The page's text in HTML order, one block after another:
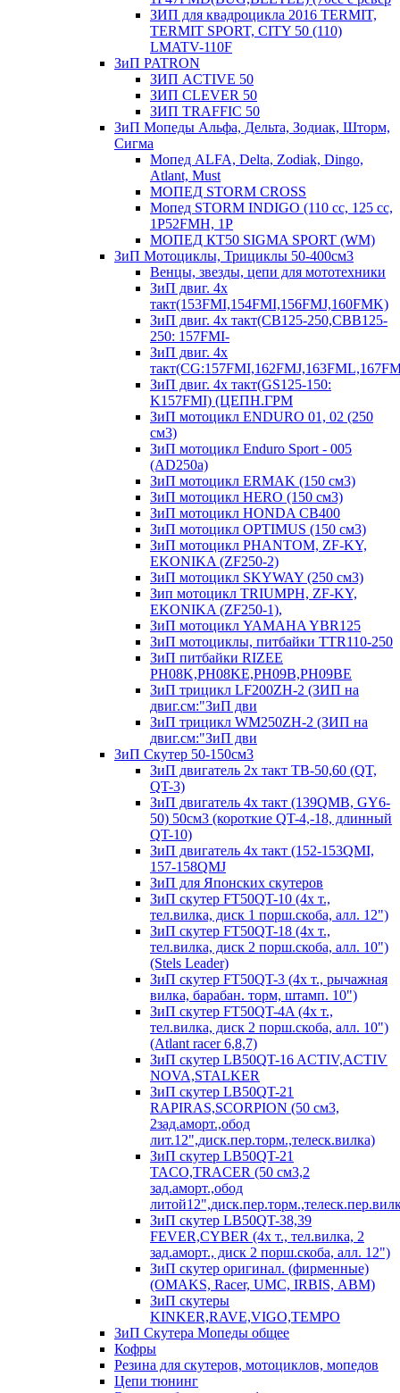
ЗИП для квадроцикла 2016 TERMIT,
TERMIT SPORT, CITY 50 (110)
LMATV-110F
ЗиП PATRON
ЗИП ACTIVE 50
ЗИП CLEVER 50
ЗИП TRAFFIC 50
ЗиП Мопеды Альфа, Дельта, Зодиак, Шторм,
Сигма
Мопед ALFA, Delta, Zodiak, Dingo,
Atlant, Must
МОПЕД STORM CROSS
Мопед STORM INDIGO (110 сс, 125 cc,
1P52FMH, 1P
МОПЕД КТ50 SIGMA SPORT (WM)
ЗиП Мотоциклы, Трициклы 50-400см3
Венцы, звезды, цепи для мототехники
ЗиП двиг. 4х
такт(153FMI,154FMI,156FMJ,160FMK)
ЗиП двиг. 4х такт(CB125-250,CBB125-
250: 157FMI-
ЗиП двиг. 4х
ЗиП двиг. 4х такт(GS125-150:
K157FMI) (ЦЕПН.ГРМ
ЗиП мотоцикл ENDURO 01, 02 (250
см3)
ЗиП мотоцикл Enduro Sport - 005
(AD250a)
ЗиП мотоцикл ERMAK (150 см3)
ЗиП мотоцикл HERO (150 см3)
ЗиП мотоцикл HONDA CB400
ЗиП мотоцикл OPTIMUS (150 см3)
ЗиП мотоцикл PHANTOM, ZF-KY,
EKONIKA (ZF250-2)
ЗиП мотоцикл SKYWAY (250 см3)
Зип мотоцикл TRIUMPH, ZF-KY,
EKONIKA (ZF250-1),
ЗиП мотоцикл YAMAHA YBR125
ЗиП мотоциклы, питбайки TTR110-250
ЗиП питбайки RIZEE
PH08K,PH08KE,PH09B,PH09BE
ЗиП трицикл LF200ZH-2 (ЗИП на
двиг.см:"ЗиП дви
ЗиП трицикл WM250ZH-2 (ЗИП на
двиг.см:"ЗиП дви
ЗиП Скутер 50-150см3
ЗиП двигатель 2х такт ТВ-50,60 (QT,
QT-3)
ЗиП двигатель 4х такт (139QMB, GY6-
50) 50см3 (короткие QT-4,-18, длинный
QT-10)
ЗиП двигатель 4х такт (152-153QMI,
157-158QMJ
ЗиП для Японских скутеров
ЗиП скутер FT50QT-10 (4х т.,
тел.вилка, диск 1 порш.скоба, алл. 12")
ЗиП скутер FT50QT-18 (4х т.,
тел.вилка, диск 2 порш.скоба, алл. 10")
(Stels Leader)
ЗиП скутер FT50QT-3 (4х т., рычажная
вилка, барабан. торм, штамп. 10")
ЗиП скутер FT50QT-4A (4х т.,
тел.вилка, диск 2 порш.скоба, алл. 10")
(Atlant racer 6,8,7)
ЗиП скутер LB50QT-16 ACTIV,ACTIV
NOVA,STALKER
ЗиП скутер LB50QT-21
RAPIRAS,SCORPION (50 см3,
2зад.аморт.,обод
лит.12",диск.пер.торм.,телеск.вилка)
ЗиП скутер LB50QT-21
TACO,TRACER (50 см3,2
зад.аморт.,обод
ЗиП скутер LB50QT-38,39
FEVER,CYBER (4х т., тел.вилка, 2
зад.аморт., диск 2 порш.скоба, алл. 12")
ЗиП скутер оригинал. (фирменные)
(OMAKS, Racer, UMC, IRBIS, АВМ)
ЗиП скутеры
KINKER,RAVE,VIGO,TEMPO
ЗиП Скутера Мопеды общее
Кофры
Резина для скутеров, мотоциклов, мопедов
Цепи тюнинг